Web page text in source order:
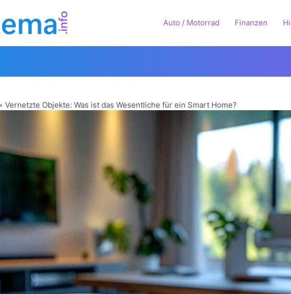
Auto / Motorrad Finanzen
Vernetzte Objekte: Was ist das Wesentliche für ein Smart Home?